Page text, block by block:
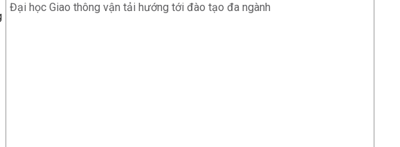
Đại học Giao thông vận tải hướng tới đào tạo đa ngành